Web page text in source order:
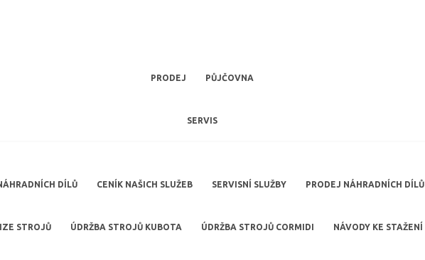
PRODEJ PŮJČOVNA
SERVIS
DÍLŮ CENÍK NAŠICH SLUŽEB SERVISNÍ SLUŽBY PRODEJ NÁHRADNÍCH DÍLŮ
STROJŮ ÚDRŽBA STROJŮ KUBOTA ÚDRŽBA STROJŮ CORMIDI NÁVODY KE STAŽENÍ